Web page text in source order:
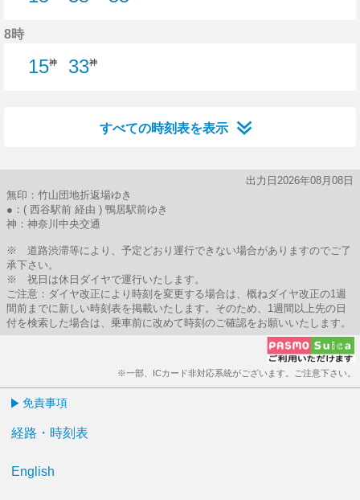
8時
15神 33神
すべての時刻表を表示
出力日2026年08月08日
無印：竹山団地折返場ゆき
●：( 西谷駅前 経由 ) 鴨居駅前ゆき
神：神奈川中央交通
※ 道路渋滞等により、予定どおり運行できない場合がありますのでご了
承下さい。
※ 祝日は休日ダイヤで運行いたします。
ご注意：ダイヤ改正により時刻を変更する場合は、概ねダイヤ改正の1週
間前までに新しい時刻表を掲載いたします。そのため、1週間以上先の日
付を検索した場合は、乗車前に改めて時刻のご確認をお願いいたします。
※一部、ICカード非対応系統がございます。ご注意下さい。
免責事項
経路・時刻表
English